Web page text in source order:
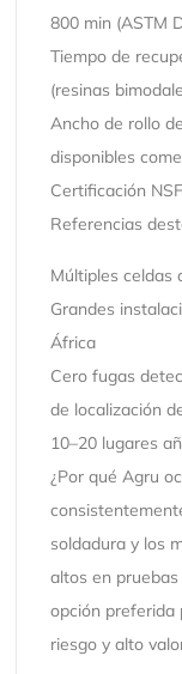
800 min (ASTM
Tiempo de
(resinas
Ancho de rollo
disponibles
Certificación
Referencias
Múltiples celdas
Grandes
África
Cero fugas
de localización
10–20 lugares
¿Por qué Agru
soldadura y los
altos en
opción preferida
riesgo y alto